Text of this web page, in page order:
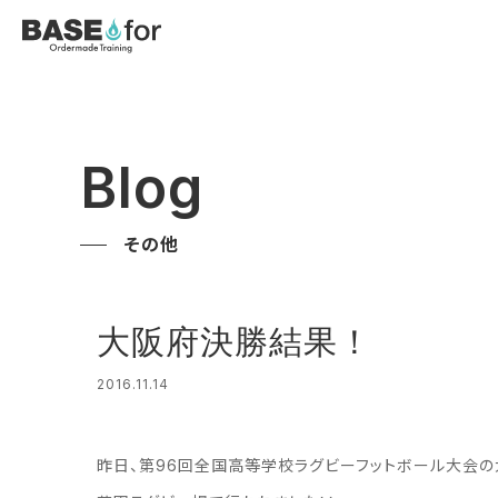
Blog
その他
大阪府決勝結果！
2016.11.14
昨日、第96回全国高等学校ラグビーフットボール大会